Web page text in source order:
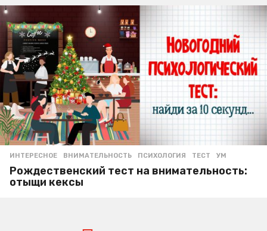
ИНТЕРЕСНОЕ ВНИМАТЕЛЬНОСТЬ ,ПСИХОЛОГИЯ ,ТЕСТ ,УМ
Рождественский тест на внимательность:
отыщи кексы